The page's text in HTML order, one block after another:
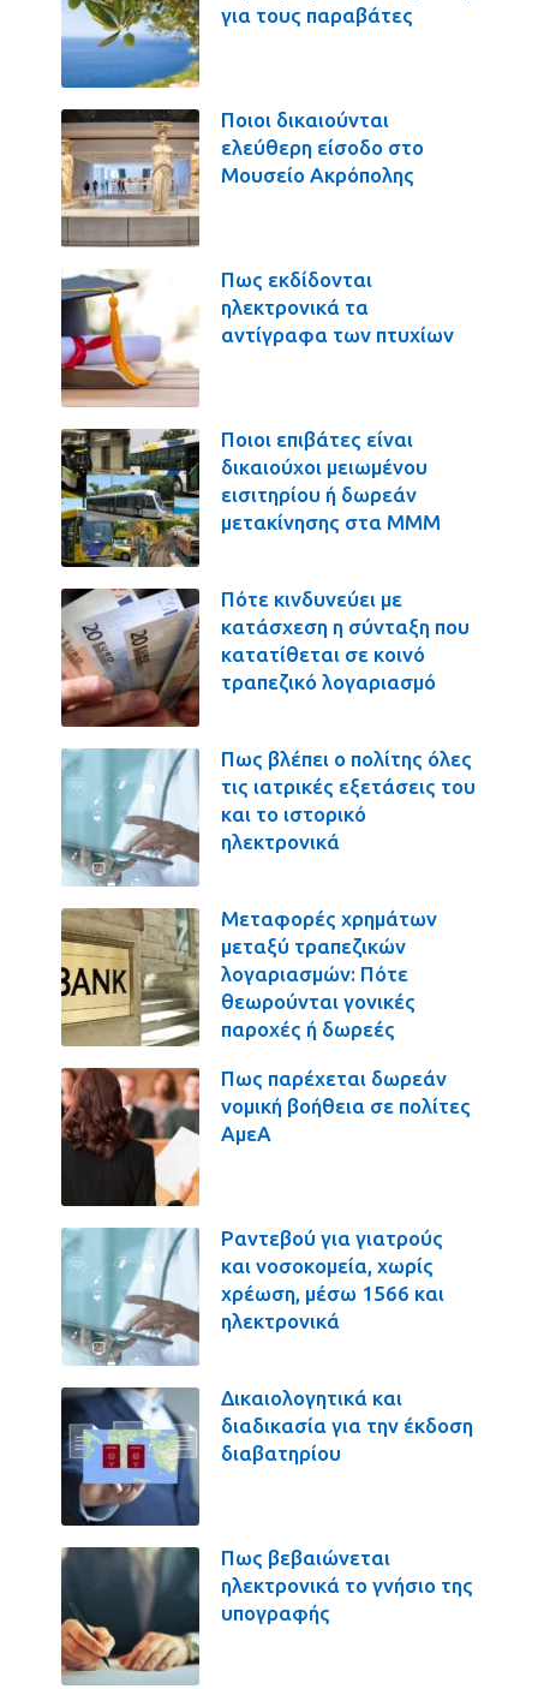
για τους παραβάτες
Ποιοι δικαιούνται
ελεύθερη είσοδο στο
Μουσείο Ακρόπολης
Πως εκδίδονται
ηλεκτρονικά τα
αντίγραφα των πτυχίων
Ποιοι επιβάτες είναι
δικαιούχοι μειωμένου
εισιτηρίου ή δωρεάν
μετακίνησης στα ΜΜΜ
Πότε κινδυνεύει με
κατάσχεση η σύνταξη που
κατατίθεται σε κοινό
τραπεζικό λογαριασμό
Πως βλέπει ο πολίτης όλες
τις ιατρικές εξετάσεις του
και το ιστορικό
ηλεκτρονικά
Μεταφορές χρημάτων
μεταξύ τραπεζικών
λογαριασμών: Πότε
θεωρούνται γονικές
παροχές ή δωρεές
Πως παρέχεται δωρεάν
νομική βοήθεια σε πολίτες
ΑμεΑ
Ραντεβού για γιατρούς
και νοσοκομεία, χωρίς
χρέωση, μέσω 1566 και
ηλεκτρονικά
Δικαιολογητικά και
διαδικασία για την έκδοση
διαβατηρίου
Πως βεβαιώνεται
ηλεκτρονικά το γνήσιο της
υπογραφής